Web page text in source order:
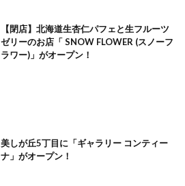
【閉店】北海道生杏仁パフェと生フルーツ
ゼリーのお店「 SNOW FLOWER (スノーフ
ラワー)」がオープン！
美しが丘5丁目に「ギャラリー コンティー
ナ」がオープン！